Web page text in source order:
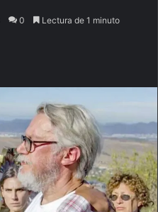
0 Lectura de 1 minuto